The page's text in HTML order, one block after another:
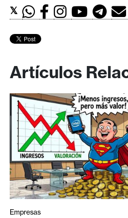
𝕏
Artículos
Empresas